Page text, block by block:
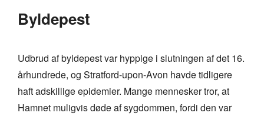
Byldepest
Udbrud af byldepest var hyppige i slutningen af det 16.
århundrede, og Stratford-upon-Avon havde tidligere
haft adskillige epidemier. Mange mennesker tror, at
Hamnet muligvis døde af sygdommen, fordi den var